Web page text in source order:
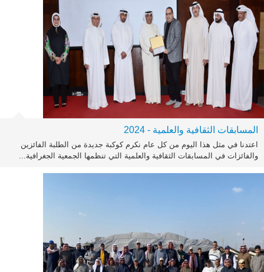
المسابقات الثقافية والعلمية - 2024
اعتدنا في مثل هذا اليوم من كل عام نكرم كوكبة جديدة من الطلبة الفائزين
والفائزات في المسابقات الثقافية والعلمية التي تنظمها الجمعية الجغرافية...